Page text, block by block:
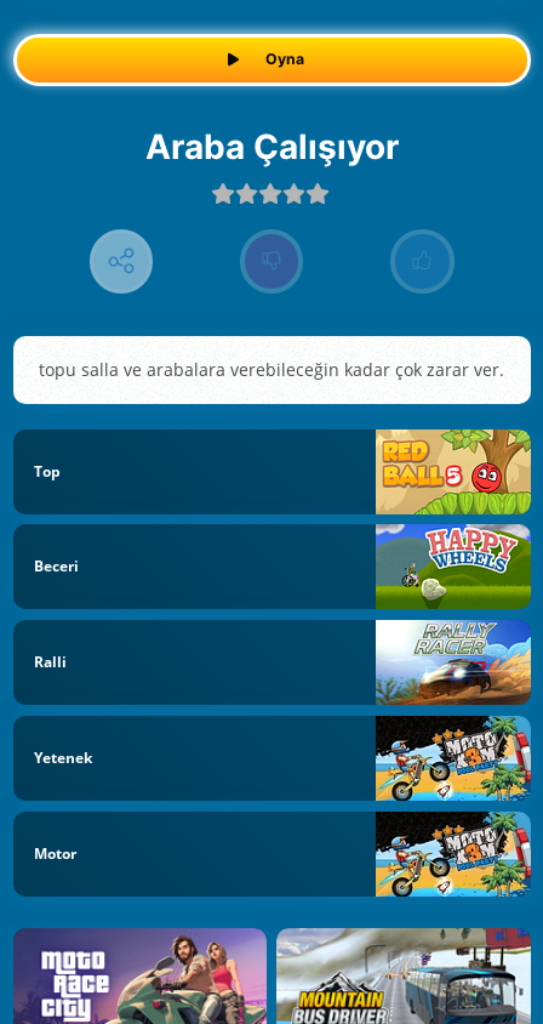
Oyna
Araba Çalışıyor
topu salla ve arabalara verebileceğin kadar çok zarar ver.
Top
Beceri
Ralli
Yetenek
Motor